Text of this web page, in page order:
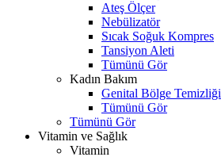
Ateş Ölçer
Nebülizatör
Sıcak Soğuk Kompres
Tansiyon Aleti
Tümünü Gör
Kadın Bakım
Genital Bölge Temizliği
Tümünü Gör
Tümünü Gör
Vitamin ve Sağlık
Vitamin